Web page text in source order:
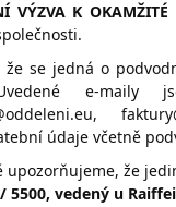
JARMILA-
614 649
VÝZVA K
že se jedná o
e-maily
údaje včetně
upozorňujeme, že
5500, vedený u